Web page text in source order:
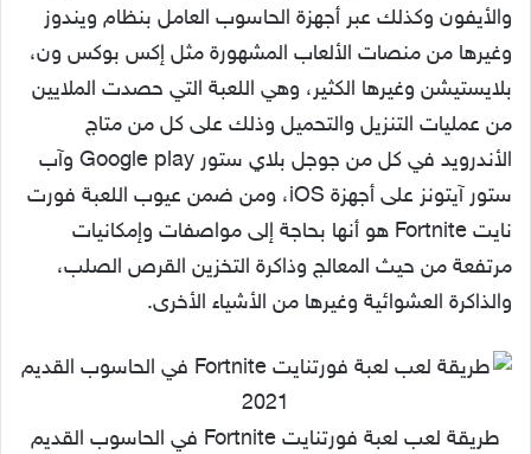
والأيفون وكذلك عبر أجهزة الحاسوب العامل بنظام ويندوز
وغيرها من منصات الألعاب المشهورة مثل إكس بوكس ون،
بلايستيشن وغيرها الكثير، وهي اللعبة التي حصدت الملايين
من عمليات التنزيل والتحميل وذلك على كل من متاج
الأندرويد في كل من جوجل بلاي ستور Google play وآب
ستور آيتونز على أجهزة iOS، ومن ضمن عيوب اللعبة فورت
نايت Fortnite هو أنها بحاجة إلى مواصفات وإمكانيات
مرتفعة من حيث المعالج وذاكرة التخزين القرص الصلب،
والذاكرة العشوائية وغيرها من الأشياء الأخرى.
طريقة لعب لعبة فورتنايت Fortnite في الحاسوب القديم